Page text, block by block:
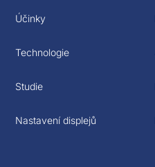
Účinky
Technologie
Studie
Nastavení displejů